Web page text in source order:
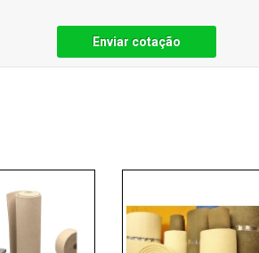
Enviar cotação